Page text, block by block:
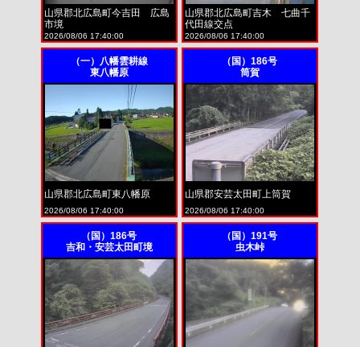
山県郡北広島町今吉田 広島
市境
2026/08/06 17:40:00
山県郡北広島町吉木 七曲千
代田線交点
2026/08/06 17:40:00
（一）八幡雲耕線
東八幡原
山県郡北広島町東八幡原
2026/08/06 17:40:00
（国）186号
筒賀
山県郡安芸太田町上筒賀
2026/08/06 17:40:00
（国）186号
吉和・安芸太田町境
（国）191号
虫木峠